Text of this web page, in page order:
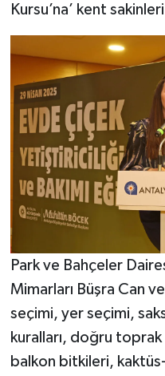
Kursu’na’ kent
Park ve Bahçeler
Mimarları Büşra Can
seçimi, yer seçimi,
kuralları, doğru
balkon bitkileri,